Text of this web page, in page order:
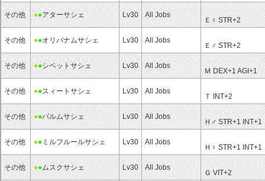
その他 ●●アターサシェ Lv30 All Jobs
Ｅ♀ STR+2
その他 ●●オリバナムサシェ Lv30 All Jobs
Ｅ♂ STR+2
その他 ●●シベットサシェ Lv30 All Jobs
Ｍ DEX+1AGI+1
その他 ●●スィートサシェ Lv30 All Jobs
Ｔ INT+2
その他 ●●バルムサシェ Lv30 All Jobs
Ｈ♂ STR+1 INT+1
その他 ●● ミルフルールサシェ Lv30 All Jobs
Ｈ♀ STR+1 INT+1
その他 ●●ムスクサシェ Lv30 All Jobs
Ｇ VIT+2